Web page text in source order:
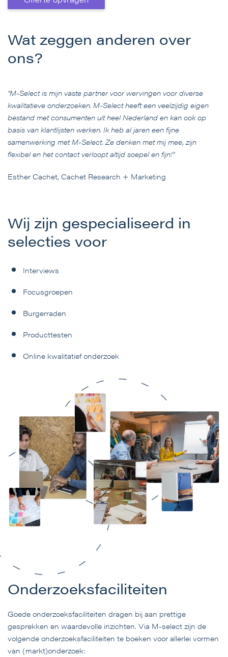
Wat zeggen anderen over
ons?
"M-Select is mijn vaste partner voor wervingen voor diverse
kwalitatieve onderzoeken. M-Select heeft een veelzijdig eigen
bestand met consumenten uit heel Nederland en kan ook op
basis van klantlijsten werken. Ik heb al jaren een fijne
samenwerking met M-Select. Ze denken met mij mee, zijn
flexibel en het contact verloopt altijd soepel en fijn!"
Esther Cachet, Cachet Research + Marketing
Wij zijn gespecialiseerd in
selecties voor
Interviews
Focusgroepen
Burgerraden
Producttesten
Online kwalitatief onderzoek
Onderzoeksfaciliteiten
Goede onderzoeksfaciliteiten dragen bij aan prettige
gesprekken en waardevolle inzichten. Via M-select zijn de
volgende onderzoeksfaciliteiten te boeken voor allerlei vormen
van (markt)onderzoek: